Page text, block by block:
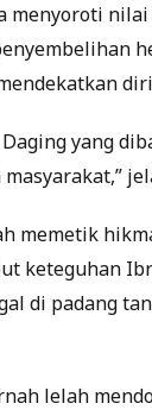
menyoroti
yang
memetik
keteguhan
di padang
lelah